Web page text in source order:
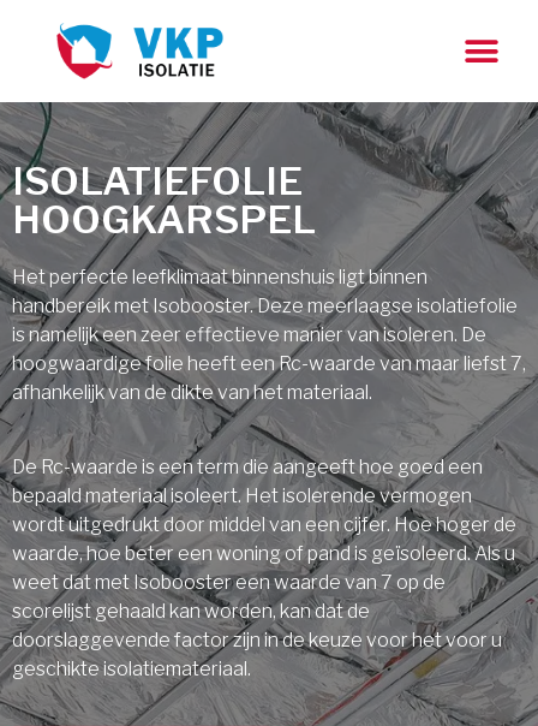
ISOLATIEFOLIE
HOOGKARSPEL
Het perfecte leefklimaat binnenshuis ligt binnen
handbereik met Isobooster. Deze meerlaagse isolatiefolie
is namelijk een zeer effectieve manier van isoleren. De
hoogwaardige folie heeft een Rc-waarde van maar liefst 7,
afhankelijk van de dikte van het materiaal.
De Rc-waarde is een term die aangeeft hoe goed een
bepaald materiaal isoleert. Het isolerende vermogen
wordt uitgedrukt door middel van een cijfer. Hoe hoger de
waarde, hoe beter een woning of pand is geïsoleerd. Als u
weet dat met Isobooster een waarde van 7 op de
scorelijst gehaald kan worden, kan dat de
doorslaggevende factor zijn in de keuze voor het voor u
geschikte isolatiemateriaal.